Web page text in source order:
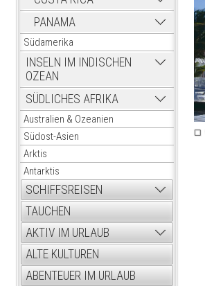
PANAMA
Südamerika
INSELN IM INDISCHEN
OZEAN
SÜDLICHES AFRIKA
Australien & Ozeanien
Südost-Asien
Arktis
Antarktis
SCHIFFSREISEN
TAUCHEN
AKTIV IM URLAUB
ALTE KULTUREN
ABENTEUER IM URLAUB